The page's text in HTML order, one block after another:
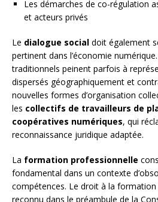
Les démarches de co-régulation
et acteurs privés
Le dialogue social doit également
pertinent dans l’économie
traditionnels peinent parfois à
dispersés géographiquement et
nouvelles formes d’organisation
les collectifs de travailleurs de
coopératives numériques, qui
reconnaissance juridique adaptée.
La formation professionnelle
fondamental dans un contexte
compétences. Le droit à la
reconnu dans le préambule de la